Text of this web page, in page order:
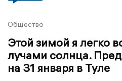
Общество
Этой зимой я легко
лучами солнца.
на 31 января в Туле